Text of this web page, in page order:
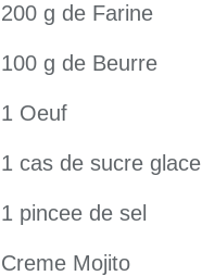
200 g de Farine
100 g de Beurre
1 Oeuf
1 cas de sucre glace
1 pincee de sel
Creme Mojito